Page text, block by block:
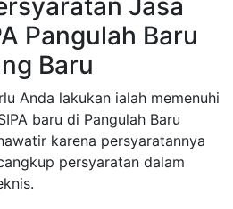
Jasa
Pangulah Baru
Baru
Anda lakukan ialah memenuhi
baru di Pangulah Baru
karena persyaratannya
persyaratan dalam